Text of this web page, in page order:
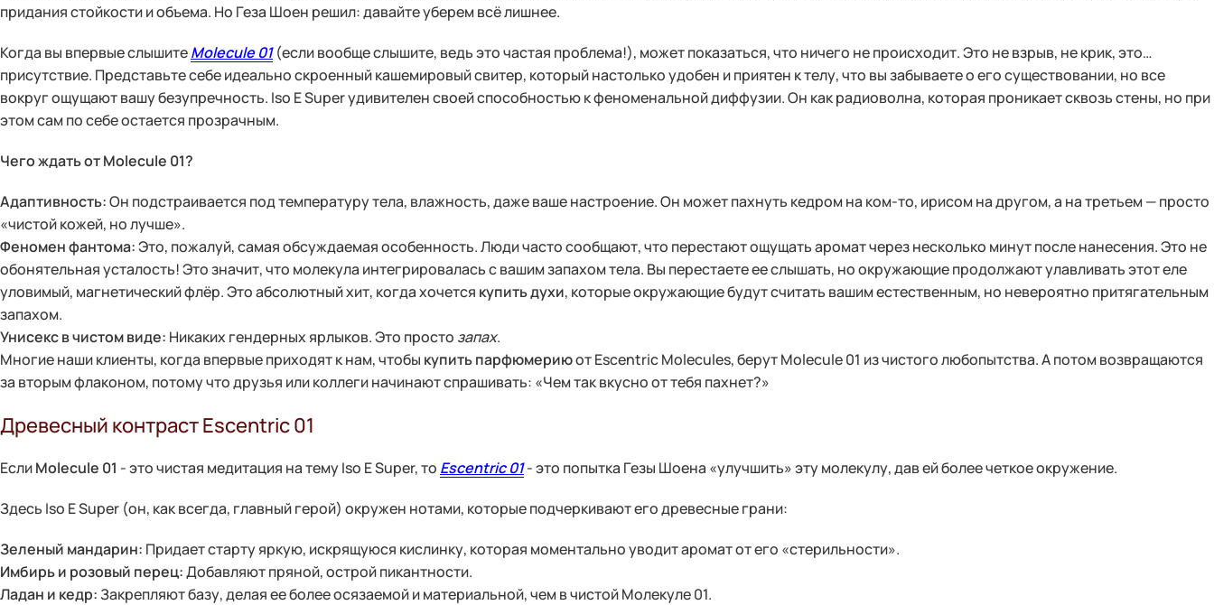
придания стойкости и объема. Но Геза Шоен решил: давайте уберем всё лишнее.
Когда вы впервые слышитеMolecule 01(если вообще слышите, ведь это частая проблема!), может показаться, что ничего не происходит. Это не взрыв, не крик, это…
присутствие. Представьте себе идеально скроенный кашемировый свитер, который настолько удобен и приятен к телу, что вы забываете о его существовании, но все
вокруг ощущают вашу безупречность. Iso E Super удивителен своей способностью к феноменальной диффузии. Он как радиоволна, которая проникает сквозь стены, но при
этом сам по себе остается прозрачным.
Чего ждать от Molecule 01?
Адаптивность:Он подстраивается под температуру тела, влажность, даже ваше настроение. Он может пахнуть кедром на ком-то, ирисом на другом, а на третьем — просто
«чистой кожей, но лучше».
Феномен фантома:Это, пожалуй, самая обсуждаемая особенность. Люди часто сообщают, что перестают ощущать аромат через несколько минут после нанесения. Это не
обонятельная усталость! Это значит, что молекула интегрировалась с вашим запахом тела. Вы перестаете ее слышать, но окружающие продолжают улавливать этот еле
уловимый, магнетический флёр. Это абсолютный хит, когда хочется купить духи, которые окружающие будут считать вашим естественным, но невероятно притягательным
запахом.
Унисекс в чистом виде: Никаких гендерных ярлыков. Это просто запах.
Многие наши клиенты, когда впервые приходят к нам, чтобы купить парфюмериюот Escentric Molecules, берут Molecule 01 из чистого любопытства. А потом возвращаются
за вторым флаконом, потому что друзья или коллеги начинают спрашивать: «Чем так вкусно от тебя пахнет?»
Древесный контраст Escentric 01
ЕслиMolecule 01 - это чистая медитация на тему Iso E Super, то Escentric 01- это попытка Гезы Шоена «улучшить» эту молекулу, дав ей более четкое окружение.
Здесь Iso E Super (он, как всегда, главный герой) окружен нотами, которые подчеркивают его древесные грани:
Зеленый мандарин: Придает старту яркую, искрящуюся кислинку, которая моментально уводит аромат от его «стерильности».
Имбирь и розовый перец:Добавляют пряной, острой пикантности.
Ладан и кедр:Закрепляют базу, делая ее более осязаемой и материальной, чем в чистой Молекуле 01.